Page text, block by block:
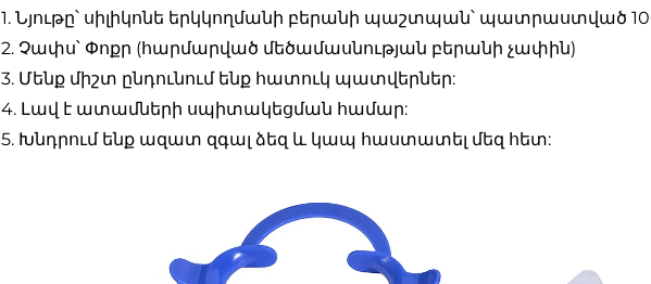
1. Նյութը՝ սիլիկոնե երկկողմանի բերանի պաշտպան՝ պատրաստված
2. Չափս՝ Փոքր (հարմարված մեծամասնության բերանի չափին)
3. Մենք միշտ ընդունում ենք հատուկ պատվերներ:
4. Լավ է ատամների սպիտակեցման համար:
5. Խնդրում ենք ազատ զգալ ձեզ և կապ հաստատել մեզ հետ: